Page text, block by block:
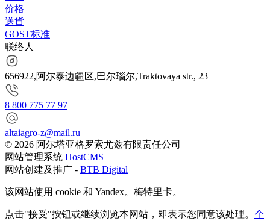
价格
送貨
GOST标准
联络人
656922,阿尔泰边疆区,巴尔瑙尔,Traktovaya str., 23
8 800 775 77 97
altaiagro-z@mail.ru
© 2026 阿尔塔亚格罗索尤兹有限责任公司
网站管理系统 HostCMS
网站创建及推广 - BTB Digital
该网站使用 cookie 和 Yandex。梅特里卡。
点击"接受"按钮或继续浏览本网站，即表示您同意该处理。 个